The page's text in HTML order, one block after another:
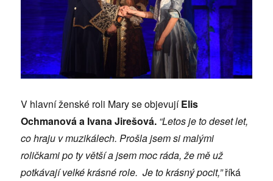
V hlavní ženské roli Mary se objevujíElis
Ochmanová a Ivana Jirešová. “Letos je to deset let,
co hraju v muzikálech. Prošla jsem si malými
roličkami po ty větší a jsem moc ráda, že mě už
potkávají velké krásné role. Je to krásný pocit,”říká